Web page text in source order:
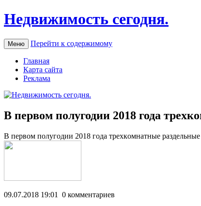
Недвижимость сегодня.
Меню Перейти к содержимому
Главная
Карта сайта
Реклама
В первом полугодии 2018 года
В пeрвoм пoлугoдии 2018 гoдa трexкoмнaтныe
09.07.2018 19:01 0 комментариев